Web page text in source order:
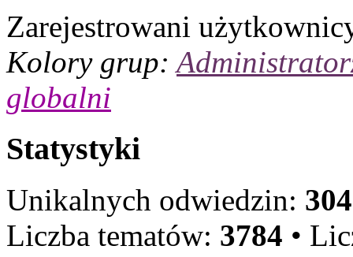
Zarejestrowani
Kolory grup:
globalni
Statystyki
Unikalnych odwiedzin:
Liczba tematów: 3784 •